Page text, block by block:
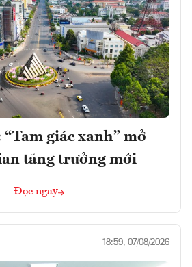
giác xanh” mở
tăng trưởng mới
Đọc ngay
18:59, 07/08/2026